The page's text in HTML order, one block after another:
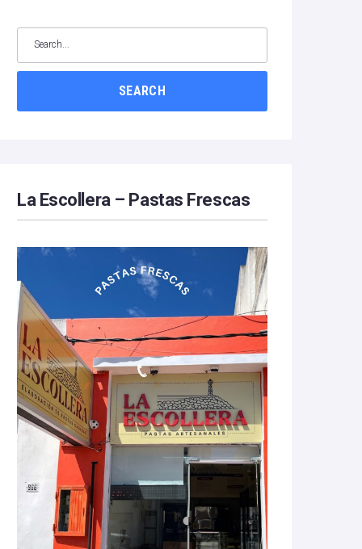
SEARCH
La Escollera – Pastas Frescas